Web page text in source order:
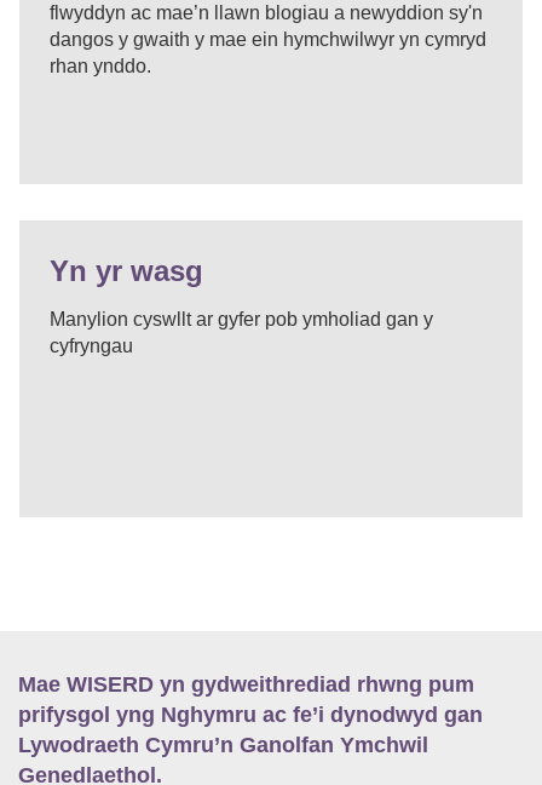
flwyddyn ac mae’n llawn blogiau a newyddion sy'n
dangos y gwaith y mae ein hymchwilwyr yn cymryd
rhan ynddo.
Yn yr wasg
Manylion cyswllt ar gyfer pob ymholiad gan y
cyfryngau
Mae WISERD yn gydweithrediad rhwng pum
prifysgol yng Nghymru ac fe’i dynodwyd gan
Lywodraeth Cymru’n Ganolfan Ymchwil
Genedlaethol.